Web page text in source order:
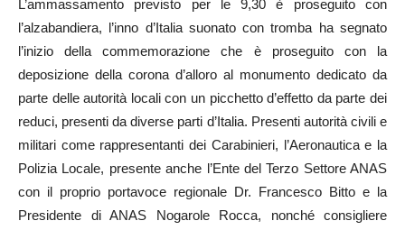
L’ammassamento previsto per le 9,30 è proseguito con
l’alzabandiera, l’inno d’Italia suonato con tromba ha segnato
l’inizio della commemorazione che è proseguito con la
deposizione della corona d’alloro al monumento dedicato da
parte delle autorità locali con un picchetto d’effetto da parte dei
reduci, presenti da diverse parti d’Italia. Presenti autorità civili e
militari come rappresentanti dei Carabinieri, l’Aeronautica e la
Polizia Locale, presente anche l’Ente del Terzo Settore ANAS
con il proprio portavoce regionale Dr. Francesco Bitto e la
Presidente di ANAS Nogarole Rocca, nonché consigliere